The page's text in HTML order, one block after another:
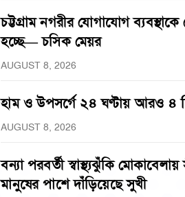
চট্টগ্রাম নগরীর যোগাযোগ
হচ্ছে— চসিক মেয়র
AUGUST 8, 2026
হাম ও উপসর্গে ২৪ ঘণ্টায় আরও ৪
AUGUST 8, 2026
বন্যা পরবর্তী স্বাস্থ্যঝুঁকি মোকাবেলায়
মানুষের পাশে দাঁড়িয়েছে সুখী